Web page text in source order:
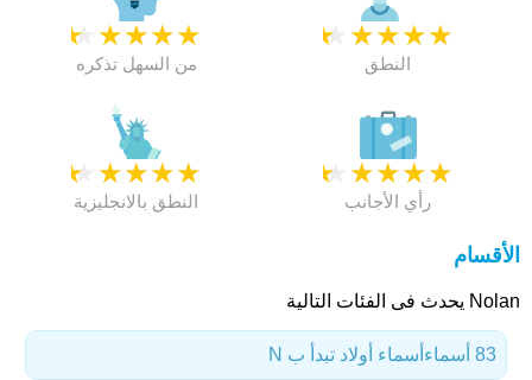
★
★
★
★
★
من السهل تذكره
★
★
★
★
★
النطق
★
★
★
★
★
النطق بالانجليزية
★
★
★
★
★
رأي الأجانب
الأقسام
Nolan يحدث فى الفئات التالية
أسماء أولاد تبدأ ب N 83 أسماء